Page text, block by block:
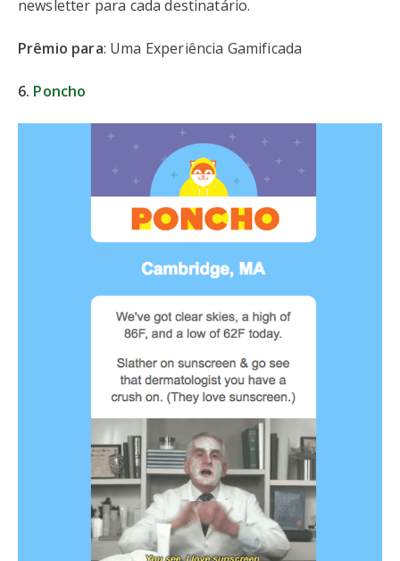
newsletter para cada destinatário.
Prêmio para: Uma Experiência Gamificada
6. Poncho